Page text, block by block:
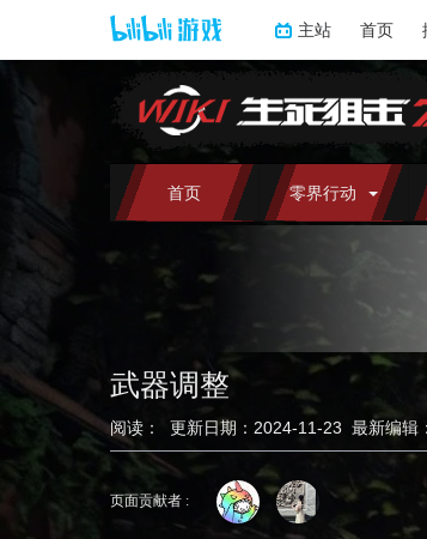
主站 首页
首页 零界行动
武器调整
阅读： 更新日期： 2024-11-23 最新编辑：
跳
到
导
跳
到
搜
页面贡献者 :